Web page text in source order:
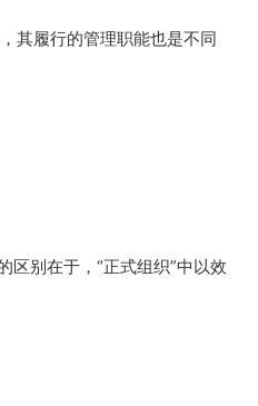
其履行的管理职能也是不同
区别在于，“正式组织”中以效